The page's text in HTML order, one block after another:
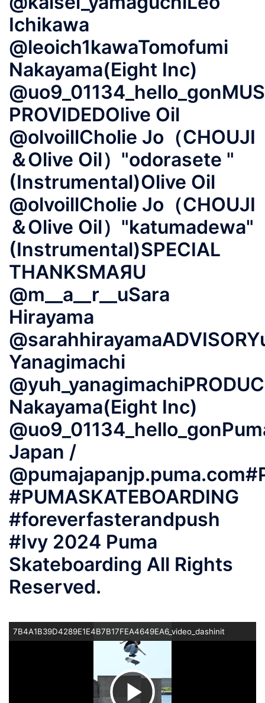
Ichikawa
@leoich1kawaTomofumi
Nakayama(Eight Inc)
PROVIDEDOlive Oil
@olvoillCholie Jo（CHOUJI
＆Olive Oil）"odorasete "
(Instrumental)Olive Oil
@olvoillCholie Jo（CHOUJI
＆Olive Oil）"katumadewa"
(Instrumental)SPECIAL
THANKSMAЯU
@m__a__r__uSara
Hirayama
Yanagimachi
Nakayama(Eight Inc)
Japan /
#PUMASKATEBOARDING
#foreverfasterandpush
#Ivy 2024 Puma
Skateboarding All Rights
Reserved.
7B4A1B39D4289E1E4B7B17FEA4649EA6_video_dashinit
ビ